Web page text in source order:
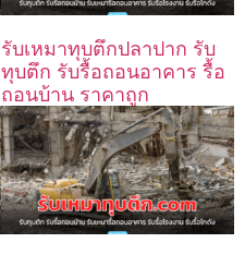
รับเหมาทุบตึกปลาปาก รับ
ทุบตึก รับรื้อถอนอาคาร รื้อ
ถอนบ้าน ราคาถูก